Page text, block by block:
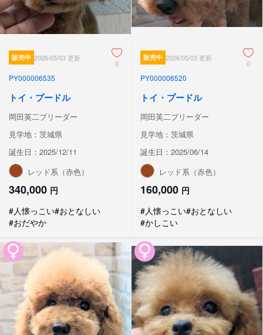
販売中 2026/05/03 更新
0
PY000006535
トイ・プードル
岡田英二ブリーダー
見学地：茨城県
誕生日：2025/12/11
レッド系（赤色）
340,000 円
#人懐っこい#おとなしい
#おだやか
販売中 2026/05/03 更新
0
PY000006520
トイ・プードル
岡田英二ブリーダー
見学地：茨城県
誕生日：2025/06/14
レッド系（赤色）
160,000 円
#人懐っこい#おとなしい
#かしこい